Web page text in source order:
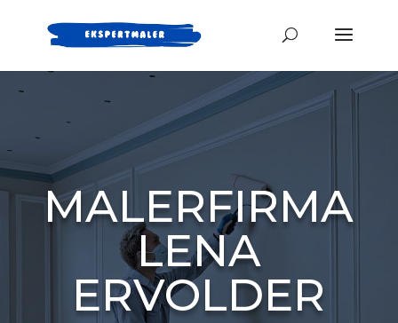
MALERFIRMA
LENA
ERVOLDER